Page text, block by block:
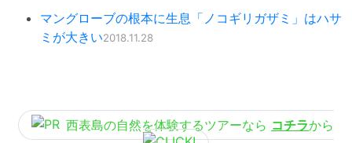
マングローブの根本に生息「ノコギリガザミ」はハサ
ミが大きい2018.11.28
西表島の自然を体験するツアーなら コチラから